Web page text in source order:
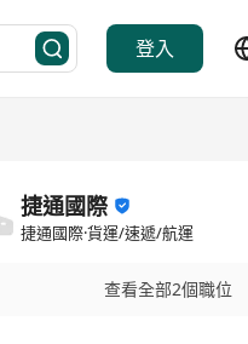
登入
捷通國際
捷通國際·貨運/速遞/航運
查看全部2個職位